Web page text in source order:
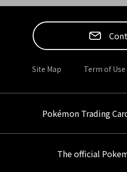
Site Map Term of Use
Pokémon Trading
The official